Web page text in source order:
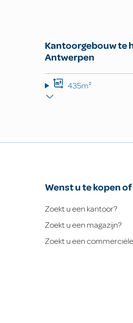
Kantoorgebouw te
Antwerpen
435m²
Wenst u te kopen
Zoekt u een kantoor?
Zoekt u een magazijn?
Zoekt u een